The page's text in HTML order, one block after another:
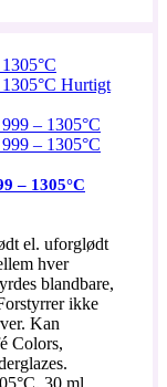
Hurtigt
– 1305°C
el. uforglødt
hver
blandbare,
ikke
Kan
Colors,
30 ml